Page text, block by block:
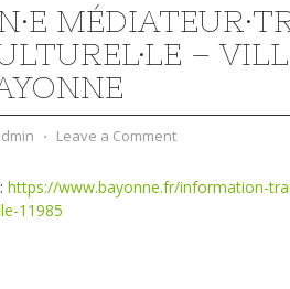
–
⋅ Leave a Comment
https://www.bayonne.fr/information-
11985